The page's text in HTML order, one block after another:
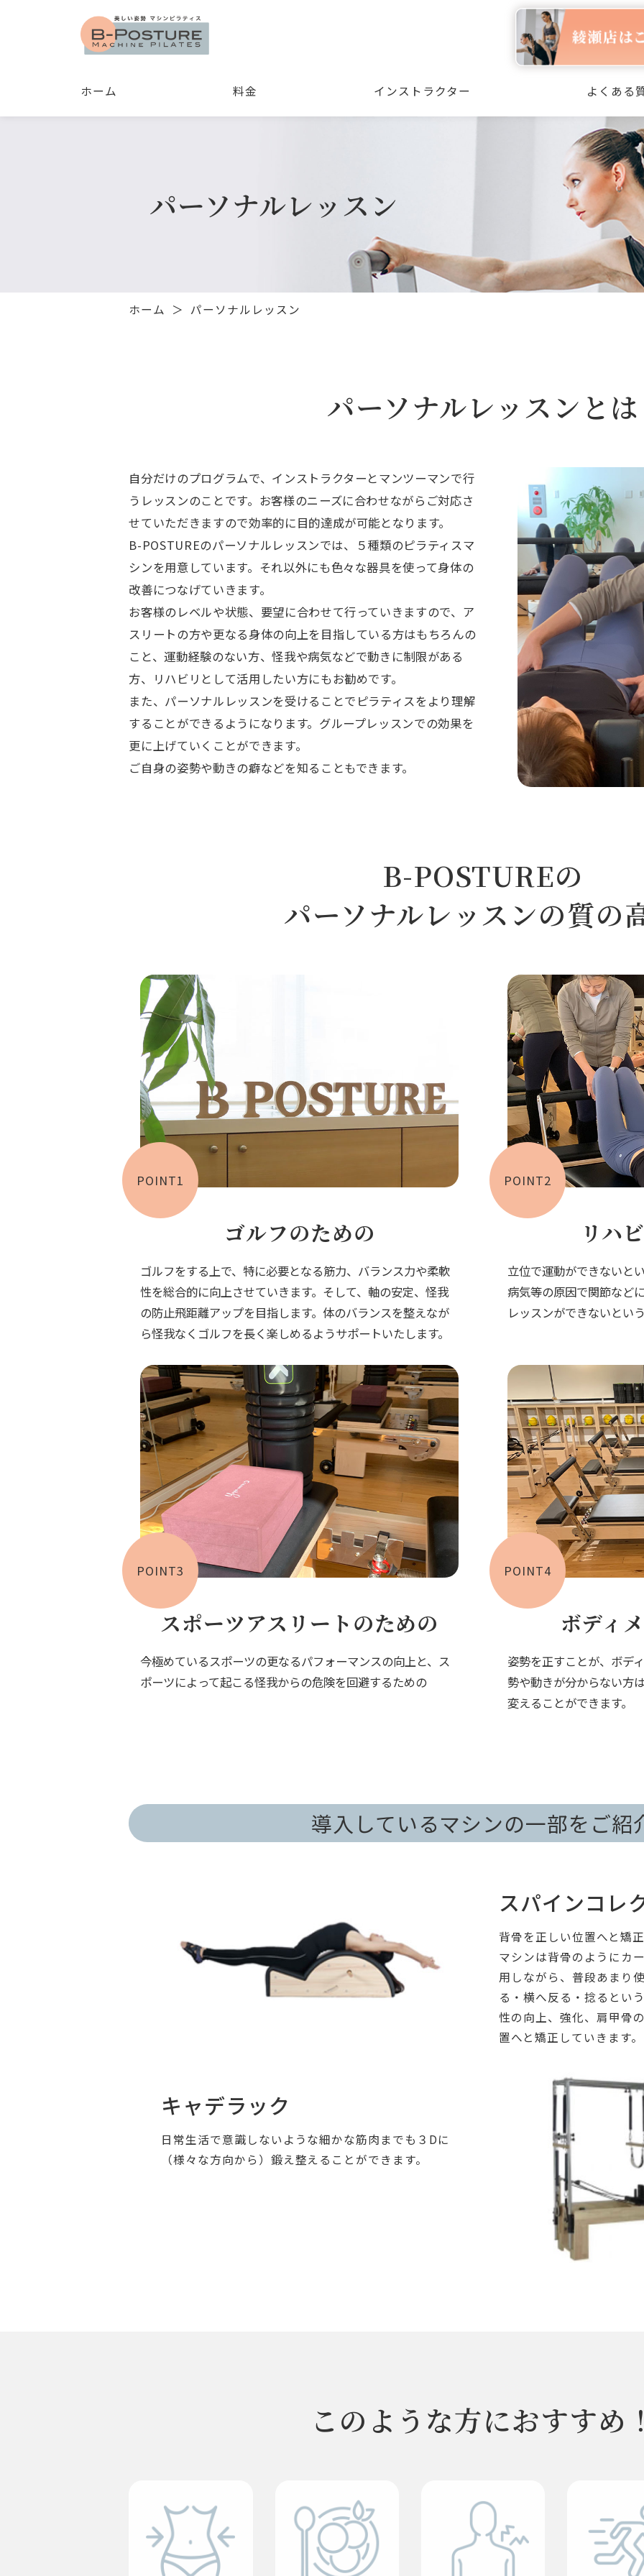
ホーム 料金 インストラクター よくある
パーソナルレッスン
ホーム パーソナルレッスン
パーソナルレッスンとは
自分だけのプログラムで、インストラクターとマンツーマンで行
うレッスンのことです。お客様のニーズに合わせながらご対応さ
せていただきますので効率的に目的達成が可能となります。
B-POSTUREのパーソナルレッスンでは、５種類のピラティスマ
シンを用意しています。それ以外にも色々な器具を使って身体の
改善につなげていきます。
お客様のレベルや状態、要望に合わせて行っていきますので、ア
スリートの方や更なる身体の向上を目指している方はもちろんの
こと、運動経験のない方、怪我や病気などで動きに制限がある
方、リハビリとして活用したい方にもお勧めです。
また、パーソナルレッスンを受けることでピラティスをより理解
することができるようになります。グループレッスンでの効果を
更に上げていくことができます。
ご自身の姿勢や動きの癖などを知ることもできます。
B-POSTUREの
パーソナルレッスンの質の
POINT1
ゴルフのための
ゴルフをする上で、特に必要となる筋力、バランス力や柔軟
性を総合的に向上させていきます。そして、軸の安定、怪我
の防止飛距離アップを目指します。体のバランスを整えなが
ら怪我なくゴルフを長く楽しめるようサポートいたします。
POINT2
リハ
立位で運動ができないと
病気等の原因で関節など
レッスンができないとい
POINT3
スポーツアスリートのための
今極めているスポーツの更なるパフォーマンスの向上と、ス
ポーツによって起こる怪我からの危険を回避するための
POINT4
ボディ
姿勢を正すことが、ボデ
勢や動きが分からない方
変えることができます。
導入しているマシンの一部をご紹
スパインコレ
背骨を正しい位置へと矯
マシンは背骨のようにカ
用しながら、普段あまり
る・横へ反る・捻るとい
性の向上、強化、肩甲骨
置へと矯正していきます。
キャデラック
日常生活で意識しないような細かな筋肉までも３Dに
（様々な方向から）鍛え整えることができます。
このような方におすすめ